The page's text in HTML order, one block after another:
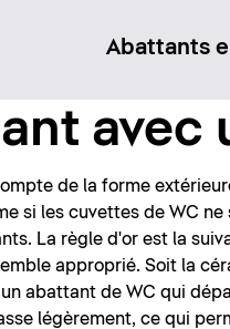
Abattants
avec
de la forme
si les cuvettes de WC
La règle d'or est la
approprié. Soit la
abattant de WC qui
légèrement, ce qui